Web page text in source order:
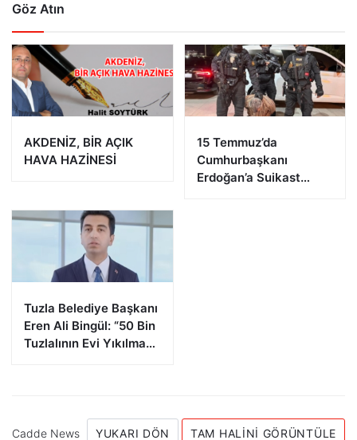
Göz Atın
AKDENİZ, BİR AÇIK
HAVA HAZİNESİ
15 Temmuz’da
Cumhurbaşkanı
Erdoğan’a Suikast
Tuzla Belediye Başkanı
Eren Ali Bingül: “50 Bin
Tuzlalının Evi Yıkılma
Cadde News YUKARI DÖN TAM HALINI GÖRÜNTÜLE